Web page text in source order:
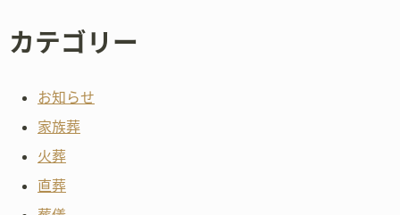
カテゴリー
お知らせ
家族葬
火葬
直葬